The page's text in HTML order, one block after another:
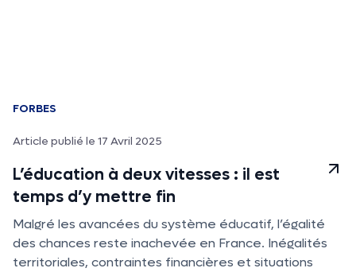
FORBES
Article publié le 17 Avril 2025
L’éducation à deux vitesses : il est
temps d’y mettre fin
Malgré les avancées du système éducatif, l’égalité
des chances reste inachevée en France. Inégalités
territoriales, contraintes financières et situations